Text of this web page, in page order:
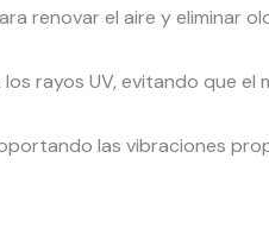
renovar el aire y eliminar
rayos UV, evitando que
las vibraciones